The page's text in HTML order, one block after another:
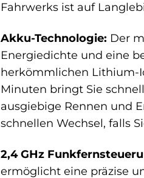
Fahrwerks ist auf
Akku-Technologie: Der
Energiedichte und eine
herkömmlichen Lithium-
Minuten bringt Sie
ausgiebige Rennen und
schnellen Wechsel, falls
2,4 GHz
ermöglicht eine präzise